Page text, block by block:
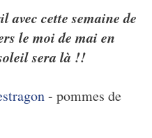
cette semaine de
le moi de mai en
sera là !!
- pommes de